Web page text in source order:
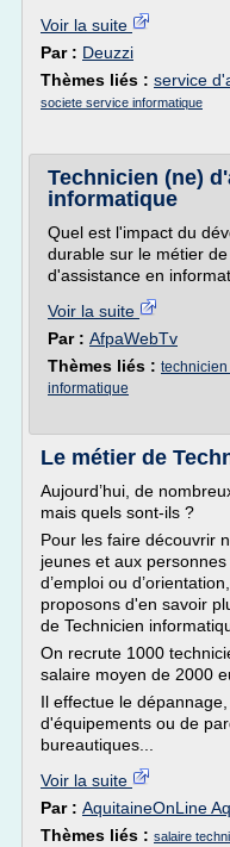
Voir la suite
Par : Deuzzi
Thèmes liés : service
societe service informatique
Technicien (ne)
informatique
Quel est l'impact du
durable sur le métier de
d'assistance en
Voir la suite
Par : AfpaWebTv
Thèmes liés :
informatique
Le métier de
Aujourd’hui, de
mais quels sont-ils ?
Pour les faire découvrir
jeunes et aux
d’emploi ou
proposons d'en savoir
de Technicien
On recrute 1000
salaire moyen de 2000
Il effectue le
d'équipements ou de
bureautiques...
Voir la suite
Par : AquitaineOnLine
Thèmes liés : salaire